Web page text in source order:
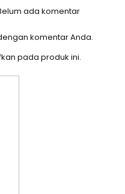
ada komentar
komentar Anda.
pada produk ini.